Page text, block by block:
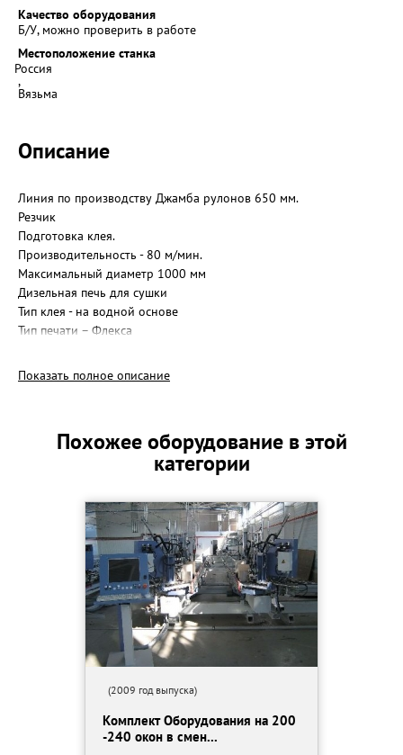
Качество оборудования
Б/У, можно проверить в работе
Местоположение станка
Россия
,
Вязьма
Описание
Линия по производству Джамба рулонов 650 мм.
Резчик
Подготовка клея.
Производительность - 80 м/мин.
Максимальный диаметр 1000 мм
Дизельная печь для сушки
Тип клея - на водной основе
Тип печати – Флекса
Макс .Ширина печати – 760 мм
Тип пленки – BOPP, OPP, толщина 15 – 37 микрон
Год производства – 2020 г.
Состояние - нового оборудования
Производительность:
- 130 000 роликов в месяц (работа в 1 смену)
- 250 000 роликов в месяц (работа в 2 смены) * расчета на
основе стандартного ролика: ширина 48мм, длина 66м,
толщина 45 мкН
Основые блоки линии:
1)Покрывная машина (машина для нанесения клея) модель
Плюс дополнительно : Автокоррекционая система, система
перемоточная система.
Печка на дизельном топливе для сушки.
Показать полное описание
Похожее оборудование в этой
категории
(2009 год выпуска)
Комплект Оборудования на 200
-240 окон в смен...